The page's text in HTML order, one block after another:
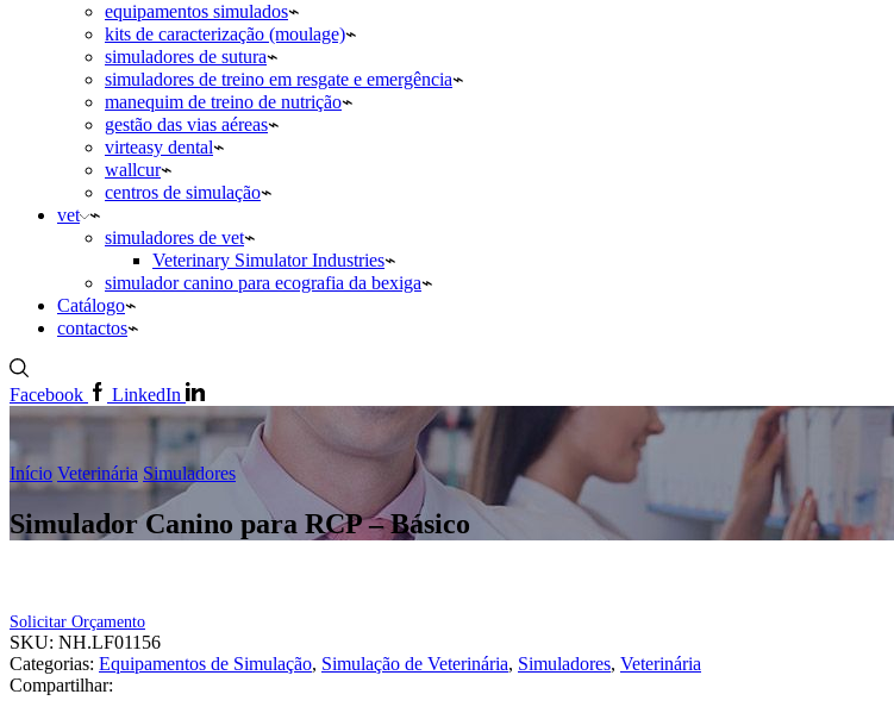
equipamentos simulados
kits de caracterização (moulage)
simuladores de sutura
simuladores de treino em resgate e emergência
manequim de treino de nutrição
gestão das vias aéreas
virteasy dental
wallcur
centros de simulação
vet
simuladores de vet
Veterinary Simulator Industries
simulador canino para ecografia da bexiga
Catálogo
contactos
Facebook LinkedIn
Início Veterinária Simuladores
Simulador Canino para RCP – Básico
Solicitar Orçamento
SKU: NH.LF01156
Categorias: Equipamentos de Simulação, Simulação de Veterinária, Simuladores, Veterinária
Compartilhar: